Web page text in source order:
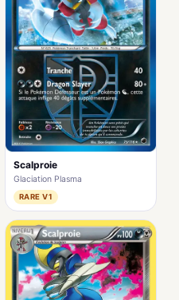
Scalproie
Glaciation Plasma
RARE V1